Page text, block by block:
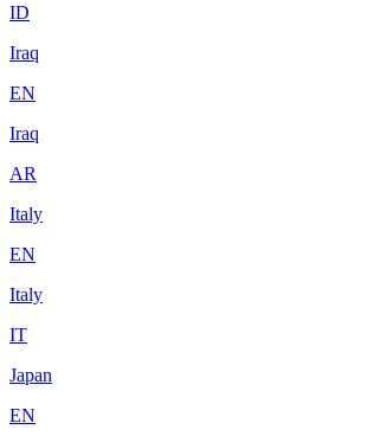
ID
Iraq
EN
Iraq
AR
Italy
EN
Italy
IT
Japan
EN